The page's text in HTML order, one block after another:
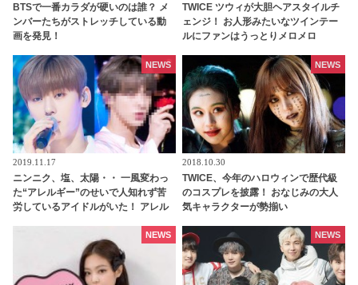
BTSで一番カラダが硬いのは誰？ メ
ンバーたちがストレッチしている動
画を発見！
TWICE ツウィが大胆ヘアスタイルチ
ェンジ！ お人形みたいなツインテー
ルにファンはうっとりメロメロ
2019.11.17
ニンニク、塩、太陽・・ 一風変わっ
た“アレルギー”のせいで人知れず苦
労しているアイドルがいた！ アレル
NEWS
2018.10.30
TWICE、今年のハロウィンで歴代級
のコスプレを披露！ おなじみの大人
気キャラクターが勢揃い
NEWS
NEWS NEWS